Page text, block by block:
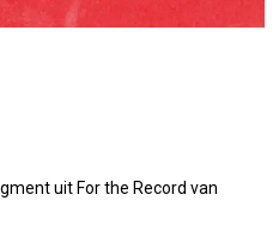
uit For the Record van